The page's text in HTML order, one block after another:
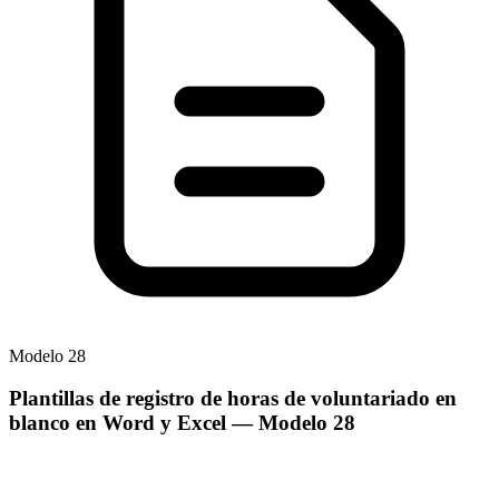
Modelo 28
Plantillas de registro de horas de voluntariado en
blanco en Word y Excel— Modelo 28